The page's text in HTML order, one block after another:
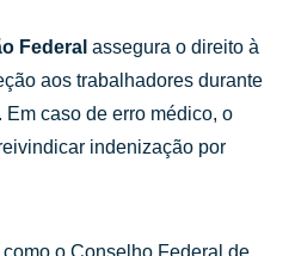
Federal assegura o direito à
aos trabalhadores durante
caso de erro médico, o
indenização por
como o Conselho Federal de